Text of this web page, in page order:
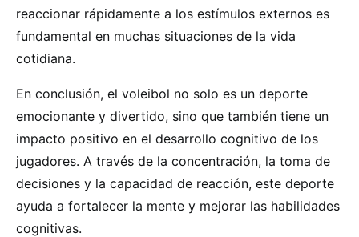
reaccionar rápidamente a los estímulos externos es
fundamental en muchas situaciones de la vida
cotidiana.
En conclusión, el voleibol no solo es un deporte
emocionante y divertido, sino que también tiene un
impacto positivo en el desarrollo cognitivo de los
jugadores. A través de la concentración, la toma de
decisiones y la capacidad de reacción, este deporte
ayuda a fortalecer la mente y mejorar las habilidades
cognitivas.